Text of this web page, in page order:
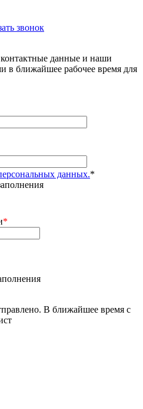
звонок
данные и наши
в ближайшее рабочее время для
данных.*
*
В ближайшее время с